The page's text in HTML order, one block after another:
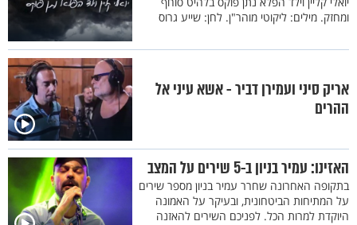
ומחזק. מילים: ליקוטי מוהר"ן. לחן: שייע גרוס
אריק סיני ועמירן דביר - אשא עיני אל
ההרים
האזינו: עמיר בניון ב-5 שירים על המצב
בתקופה האחרונה שחרר עמיר בניון מספר שירים
על המתיחות הביטחונית, ובעיקר על האמונה
היוקדת למרות הכל. לפניכם השירים להאזנה